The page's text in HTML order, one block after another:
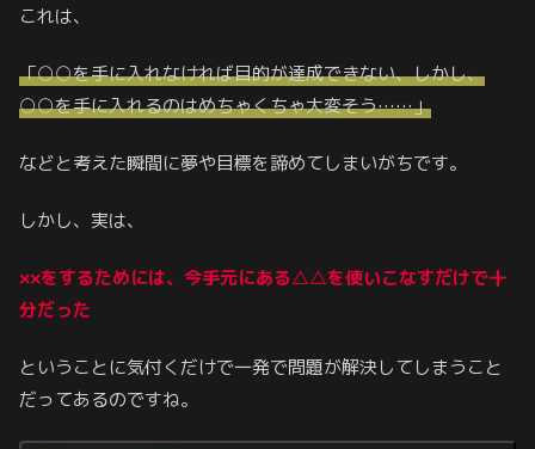
これは、
「○○を手に入れなければ目的が達成できない、しかし、
○○を手に入れるのはめちゃくちゃ大変そう……」
などと考えた瞬間に夢や目標を諦めてしまいがちです。
しかし、実は、
××をするためには、今手元にある△△を使いこなすだけで十
分だった
ということに気付くだけで一発で問題が解決してしまうこと
だってあるのですね。